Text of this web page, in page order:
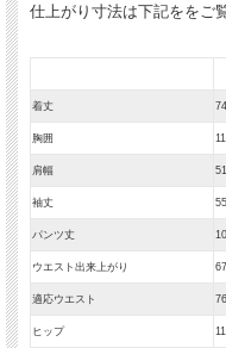
仕上がり寸法は下記ををご
着丈
胸囲
肩幅
袖丈
パンツ丈
ウエスト出来上がり
適応ウエスト
ヒップ